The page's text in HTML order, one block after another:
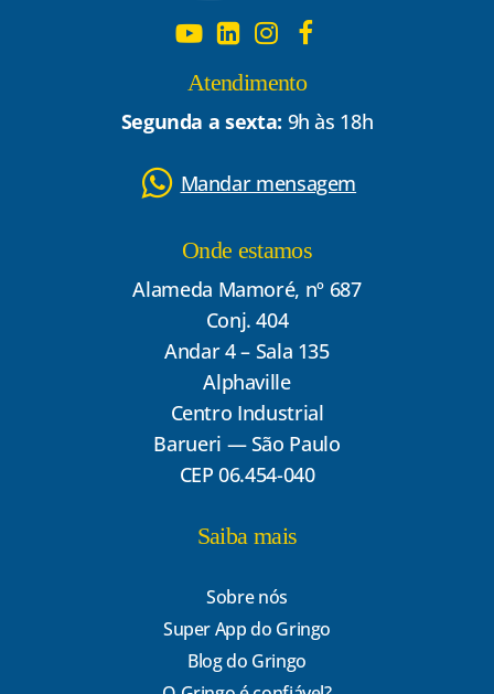
Atendimento
Segunda a sexta: 9h às 18h
Mandar mensagem
Onde estamos
Alameda Mamoré, nº 687
Conj. 404
Andar 4 – Sala 135
Alphaville
Centro Industrial
Barueri — São Paulo
CEP 06.454-040
Saiba mais
Sobre nós
Super App do Gringo
Blog do Gringo